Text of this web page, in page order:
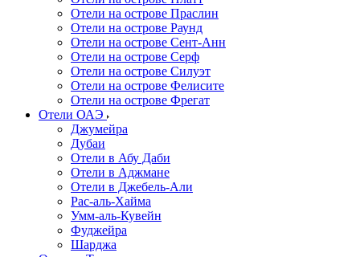
Отели на острове Праслин
Отели на острове Раунд
Отели на острове Сент-Анн
Отели на острове Серф
Отели на острове Силуэт
Отели на острове Фелисите
Отели на острове Фрегат
Отели ОАЭ
Джумейра
Дубаи
Отели в Абу Даби
Отели в Аджмане
Отели в Джебель-Али
Рас-аль-Хайма
Умм-аль-Кувейн
Фуджейра
Шарджа